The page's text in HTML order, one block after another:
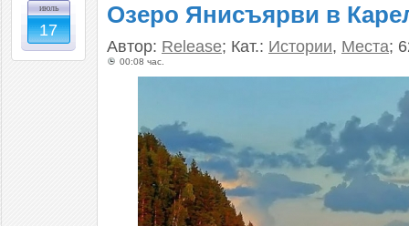
июль
17
Озеро Янисъярви в
Автор: Release; Кат.: Истории, Места;
00:08 час.